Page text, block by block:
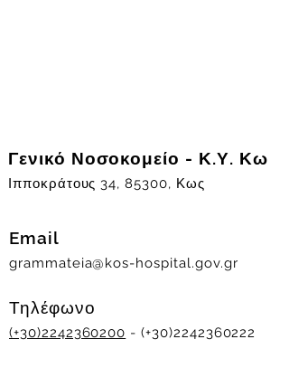
Γενικό Νοσοκομείο - Κ.Υ. Κω
Ιπποκράτους 34, 85300, Κως
Email
grammateia@kos-hospital.gov.gr
Τηλέφωνο
(+30)2242360200 - (+30)2242360222